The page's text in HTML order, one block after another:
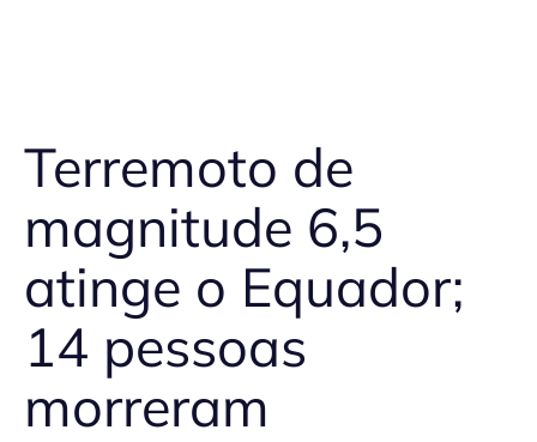
Terremoto de
magnitude 6,5
atinge o Equador;
14 pessoas
morreram